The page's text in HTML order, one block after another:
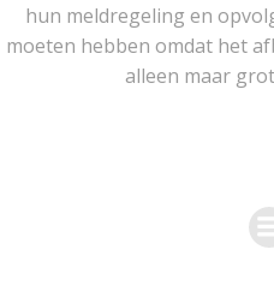
hun meldregeling en
moeten hebben omdat het
alleen maar